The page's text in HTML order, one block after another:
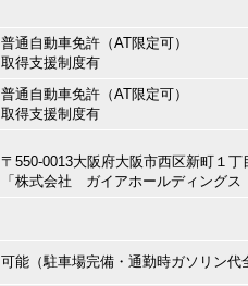
普通自動車免許（AT限定可）
取得支援制度有
普通自動車免許（AT限定可）
取得支援制度有
〒550-0013大阪府大阪市西区新町１
「株式会社 ガイアホールディングス
可能（駐車場完備・通勤時ガソリン代